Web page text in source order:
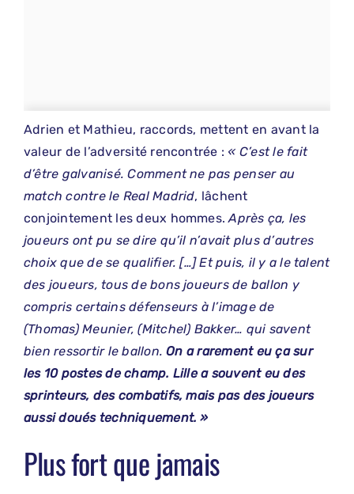
Adrien et Mathieu, raccords, mettent en avant la
valeur de l’adversité rencontrée : « C’est le fait
d’être galvanisé. Comment ne pas penser au
match contre le Real Madrid, lâchent
conjointement les deux hommes.Après ça, les
joueurs ont pu se dire qu’il n’avait plus d’autres
choix que de se qualifier. […] Et puis, il y a le talent
des joueurs, tous de bons joueurs de ballon y
compris certains défenseurs à l’image de
(Thomas) Meunier, (Mitchel) Bakker… qui savent
bien ressortir le ballon.On a rarement eu ça sur
les 10 postes de champ. Lille a souvent eu des
sprinteurs, des combatifs, mais pas des joueurs
aussi doués techniquement. »
Plus fort que jamais